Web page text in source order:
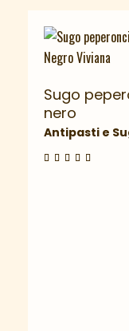
Sugo
nero
Antipasti e